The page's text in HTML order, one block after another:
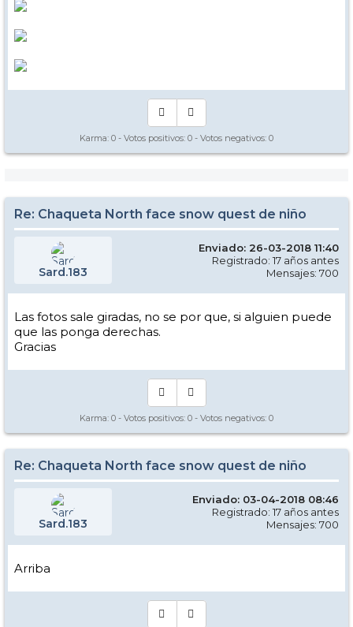
Karma: 0 - Votos positivos: 0 - Votos negativos: 0
Re: Chaqueta North face snow quest de niño
Sard.183
Enviado: 26-03-2018 11:40
Registrado: 17 años antes
Mensajes: 700
Las fotos sale giradas, no se por que, si alguien puede
que las ponga derechas.
Gracias
Karma: 0 - Votos positivos: 0 - Votos negativos: 0
Re: Chaqueta North face snow quest de niño
Sard.183
Enviado: 03-04-2018 08:46
Registrado: 17 años antes
Mensajes: 700
Arriba